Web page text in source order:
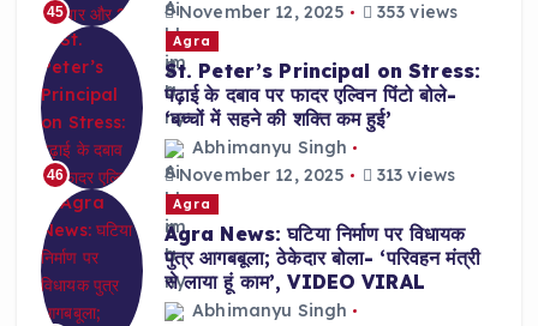
45
November 12, 2025
353 views
46
Agra
St. Peter’s Principal on Stress:
पढ़ाई के दबाव पर फादर एल्विन पिंटो बोले-
‘बच्चों में सहने की शक्ति कम हुई’
Abhimanyu Singh
November 12, 2025
313 views
Agra
Agra News: घटिया निर्माण पर विधायक
पुत्र आगबबूला; ठेकेदार बोला- ‘परिवहन मंत्री
से लाया हूं काम’, VIDEO VIRAL
Abhimanyu Singh